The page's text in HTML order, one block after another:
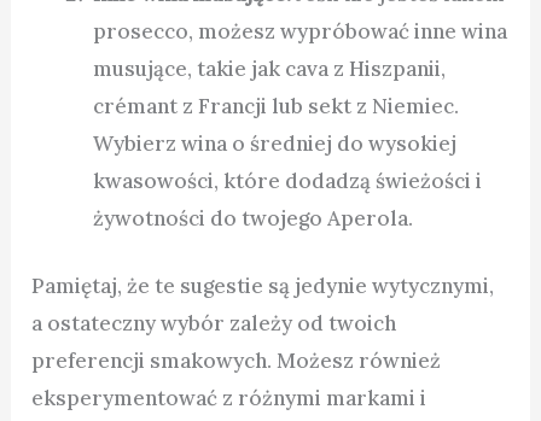
prosecco, możesz wypróbować inne wina
musujące, takie jak cava z Hiszpanii,
crémant z Francji lub sekt z Niemiec.
Wybierz wina o średniej do wysokiej
kwasowości, które dodadzą świeżości i
żywotności do twojego Aperola.
Pamiętaj, że te sugestie są jedynie wytycznymi,
a ostateczny wybór zależy od twoich
preferencji smakowych. Możesz również
eksperymentować z różnymi markami i